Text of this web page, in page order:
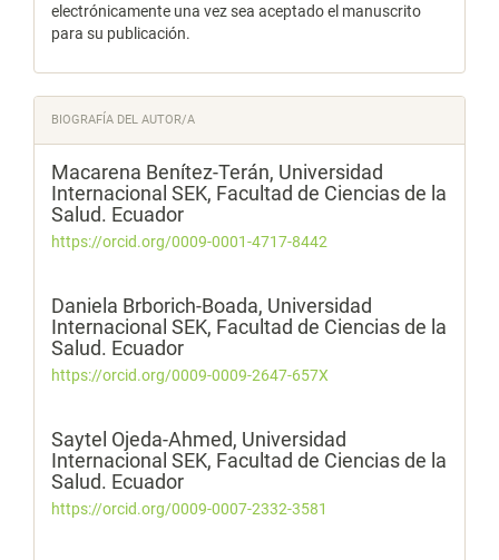
electrónicamente una vez sea aceptado el manuscrito
para su publicación.
BIOGRAFÍA DEL AUTOR/A
Macarena Benítez-Terán, Universidad
Internacional SEK, Facultad de Ciencias de la
Salud. Ecuador
https://orcid.org/0009-0001-4717-8442
Daniela Brborich-Boada, Universidad
Internacional SEK, Facultad de Ciencias de la
Salud. Ecuador
https://orcid.org/0009-0009-2647-657X
Saytel Ojeda-Ahmed, Universidad
Internacional SEK, Facultad de Ciencias de la
Salud. Ecuador
https://orcid.org/0009-0007-2332-3581